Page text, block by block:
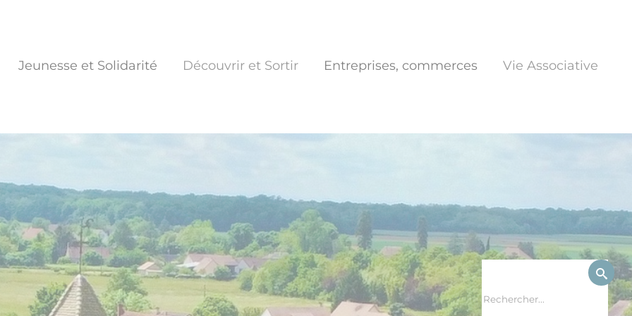
Jeunesse et Solidarité Découvrir et Sortir Entreprises, commerces Vie Associative